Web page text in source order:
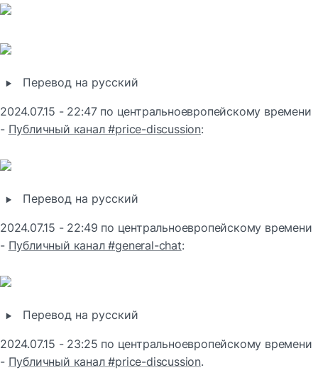
‣ Перевод на русский
2024.07.15 - 22:47 по центральноевропейскому времени
- Публичный канал #price-discussion:
‣ Перевод на русский
2024.07.15 - 22:49 по центральноевропейскому времени
- Публичный канал #general-chat:
‣ Перевод на русский
2024.07.15 - 23:25 по центральноевропейскому времени
- Публичный канал #price-discussion.